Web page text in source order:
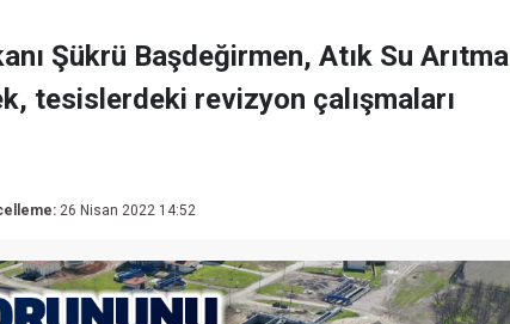
Şükrü Başdeğirmen, Atık Su Arıtma
tesislerdeki revizyon çalışmaları
26 Nisan 2022 14:52